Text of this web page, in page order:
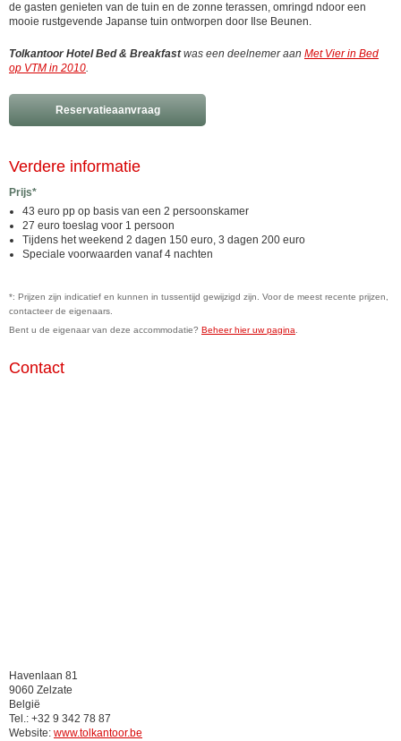
de gasten genieten van de tuin en de zonne terassen, omringd ndoor een
mooie rustgevende Japanse tuin ontworpen door Ilse Beunen.
Tolkantoor Hotel Bed & Breakfastwas een deelnemer aan Met Vier in Bed
op VTM in 2010.
Reservatieaanvraag
Verdere informatie
Prijs*
43 euro pp op basis van een 2 persoonskamer
27 euro toeslag voor 1 persoon
Tijdens het weekend 2 dagen 150 euro, 3 dagen 200 euro
Speciale voorwaarden vanaf 4 nachten
*: Prijzen zijn indicatief en kunnen in tussentijd gewijzigd zijn. Voor de meest recente prijzen,
contacteer de eigenaars.
Bent u de eigenaar van deze accommodatie? Beheer hier uw pagina
Contact
Havenlaan 81
9060 Zelzate
België
Tel.: +32 9 342 78 87
Website: www.tolkantoor.be